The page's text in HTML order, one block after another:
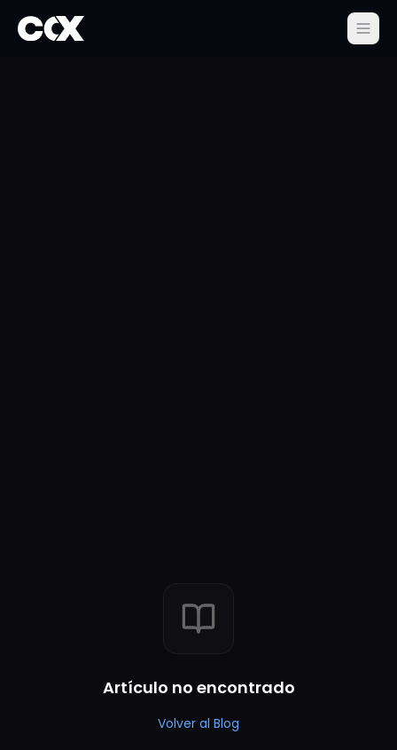
Artículo no encontrado
Volver al Blog